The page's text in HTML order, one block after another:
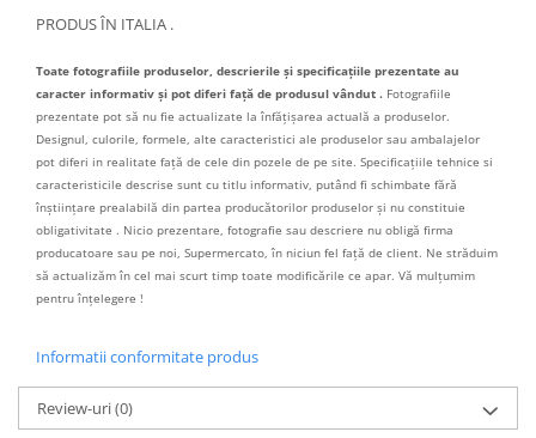
PRODUS ÎN ITALIA .
Toate fotografiile produselor, descrierile și specificațiile prezentate au
caracter informativ și pot diferi față de produsul vândut . Fotografiile
prezentate pot să nu fie actualizate la înfățișarea actuală a produselor.
Designul, culorile, formele, alte caracteristici ale produselor sau ambalajelor
pot diferi in realitate față de cele din pozele de pe site. Specificațiile tehnice si
caracteristicile descrise sunt cu titlu informativ, putând fi schimbate fără
înștiințare prealabilă din partea producătorilor produselor și nu constituie
obligativitate . Nicio prezentare, fotografie sau descriere nu obligă firma
producatoare sau pe noi, Supermercato, în niciun fel față de client. Ne străduim
să actualizăm în cel mai scurt timp toate modificările ce apar. Vă mulțumim
pentru înțelegere !
Informatii conformitate produs
Review-uri(0)